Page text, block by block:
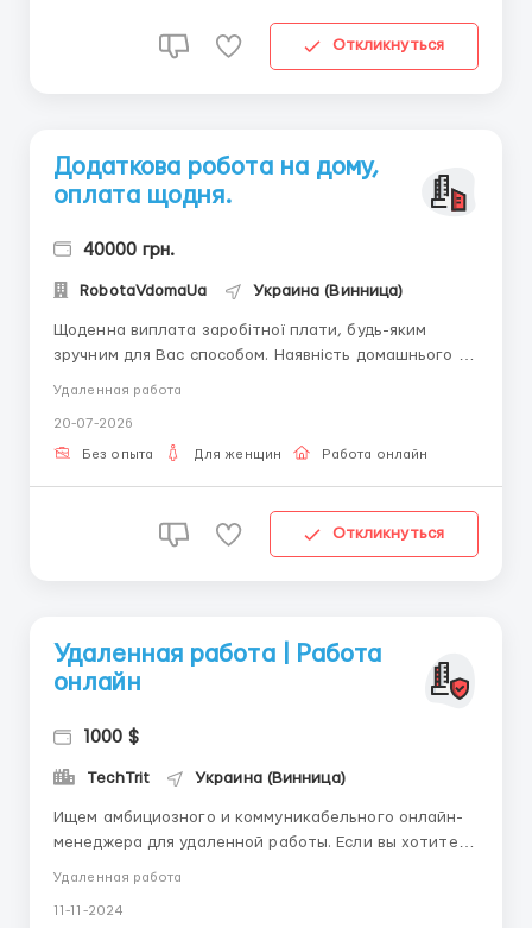
Откликнуться
Додаткова робота на дому,
оплата щодня.
40000 грн.
RobotaVdomaUa Украина (Винница)
Щоденна виплата заробітної плати, будь-яким
зручним для Вас способом. Наявність домашнього ПК
45 років. Вакансія підійде як основний, так і
додатковий заробіток. Написання...
Удаленная работа
20-07-2026
Без опыта Для женщин Работа онлайн
Откликнуться
Удаленная работа | Работа
онлайн
1000 $
TechTrit Украина (Винница)
Ищем амбициозного и коммуникабельного онлайн-
менеджера для удаленной работы. Если вы хотите
развиваться в динамичной сфере и работать в
нашей команды! Обязанности: Общение с
Удаленная работа
11-11-2024